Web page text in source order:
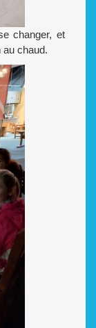
changer, et
au chaud.